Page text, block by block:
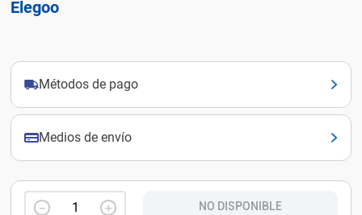
Elegoo
Métodos de pago
Medios de envío
＋
－ NO DISPONIBLE